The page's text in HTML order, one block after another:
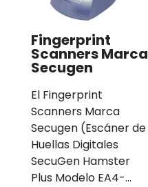
Fingerprint
Scanners Marca
Secugen
El Fingerprint
Scanners Marca
Secugen (Escáner de
Huellas Digitales
SecuGen Hamster
Plus Modelo EA4-…